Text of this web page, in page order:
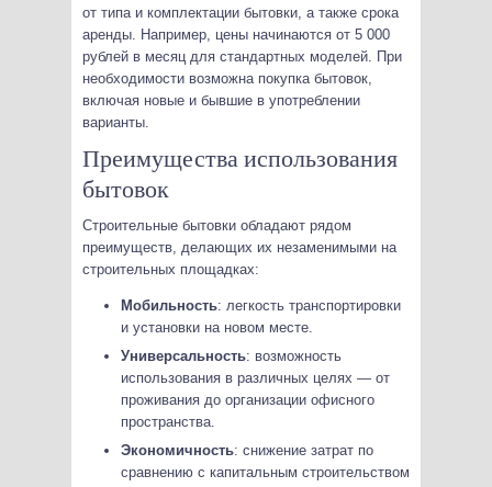
от типа и комплектации бытовки, а также срока
аренды. Например, цены начинаются от 5 000
рублей в месяц для стандартных моделей. При
необходимости возможна покупка бытовок,
включая новые и бывшие в употреблении
варианты.
Преимущества использования
бытовок
Строительные бытовки обладают рядом
преимуществ, делающих их незаменимыми на
строительных площадках:
Мобильность: легкость транспортировки
и установки на новом месте.
Универсальность: возможность
использования в различных целях — от
проживания до организации офисного
пространства.
Экономичность: снижение затрат по
сравнению с капитальным строительством